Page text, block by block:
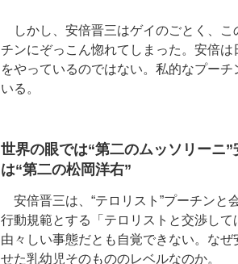
しかし、安倍晋三はゲイのごとく、こ
チンにぞっこん惚れてしまった。安倍
をやっているのではない。私的なプー
いる。
世界の眼では“第二のムッソリーニ
は“第二の松岡洋右”
安倍晋三は、“テロリスト”プーチンと
行動規範とする「テロリストと交渉し
由々しい事態だとも自覚できない。な
せた乳幼児そのもののレベルなのか。